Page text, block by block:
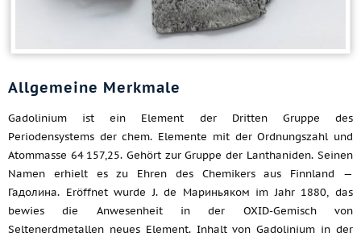
Allgemeine Merkmale
Gadolinium ist ein Element der Dritten Gruppe des
Periodensystems der chem. Elemente mit der Ordnungszahl und
Atommasse 64 157,25. Gehört zur Gruppe der Lanthaniden. Seinen
Namen erhielt es zu Ehren des Chemikers aus Finnland —
Гадолина. Eröffnet wurde J. de Мариньяком im Jahr 1880, das
bewies die Anwesenheit in der OXID-Gemisch von
Seltenerdmetallen neues Element. Inhalt von Gadolinium in der